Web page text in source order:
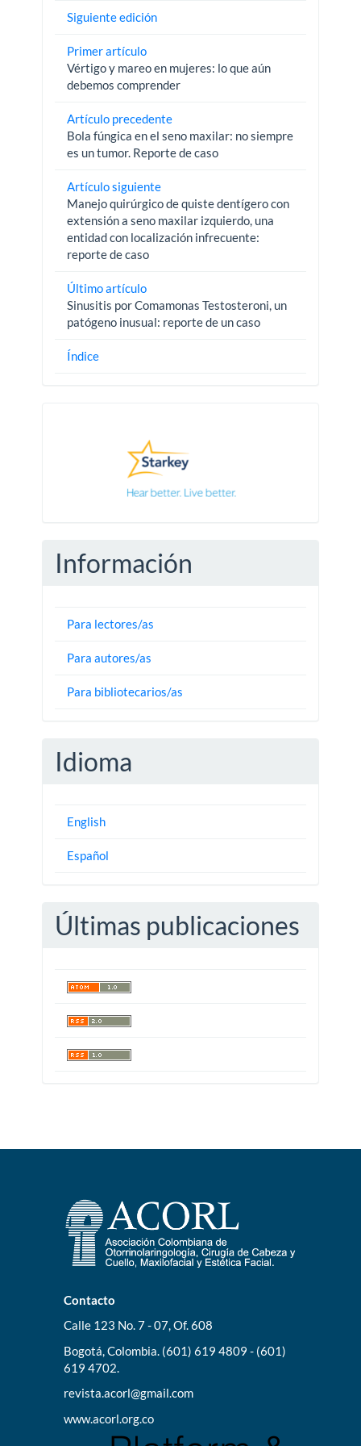
Siguiente edición
Primer artículo
Vértigo y mareo en mujeres: lo que aún
debemos comprender
Artículo precedente
Bola fúngica en el seno maxilar: no siempre
es un tumor. Reporte de caso
Artículo siguiente
Manejo quirúrgico de quiste dentígero con
extensión a seno maxilar izquierdo, una
entidad con localización infrecuente:
reporte de caso
Último artículo
Sinusitis por Comamonas Testosteroni, un
patógeno inusual: reporte de un caso
Índice
Información
Para lectores/as
Para autores/as
Para bibliotecarios/as
Idioma
English
Español
Últimas publicaciones
Contacto
Calle 123 No. 7 - 07, Of. 608
Bogotá, Colombia. (601) 619 4809 - (601)
619 4702.
revista.acorl@gmail.com
www.acorl.org.co